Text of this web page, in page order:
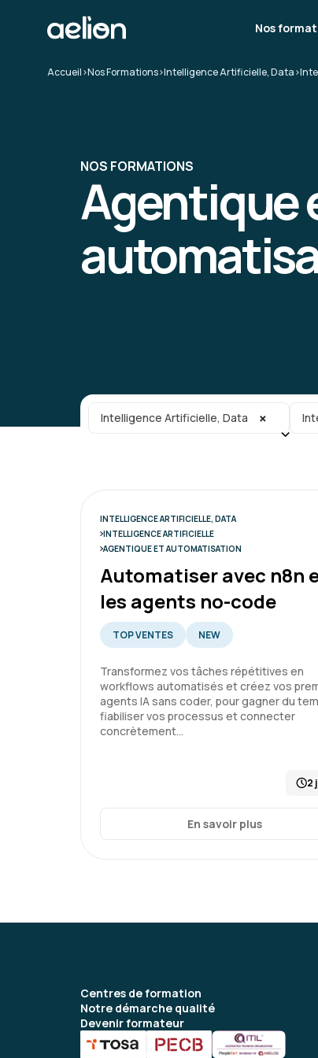
Nos
Accueil>Nos Formations>Intelligence Artificielle, Data>
NOS FORMATIONS
Agentique
Catégorie principale ×
Intelligence Artificielle, Data
INTELLIGENCE ARTIFICIELLE, DATA
INTELLIGENCE ARTIFICIELLE
AGENTIQUE ET AUTOMATISATION
Automatiser avec n8n
les agents no-code
TOP VENTES NEW
Transformez vos tâches répétitives en
workflows automatisés et créez vos
agents IA sans coder, pour gagner du
fiabiliser vos processus et connecter
concrètement…
2
En savoir plus
Centres de formation
Notre démarche qualité
Devenir formateur